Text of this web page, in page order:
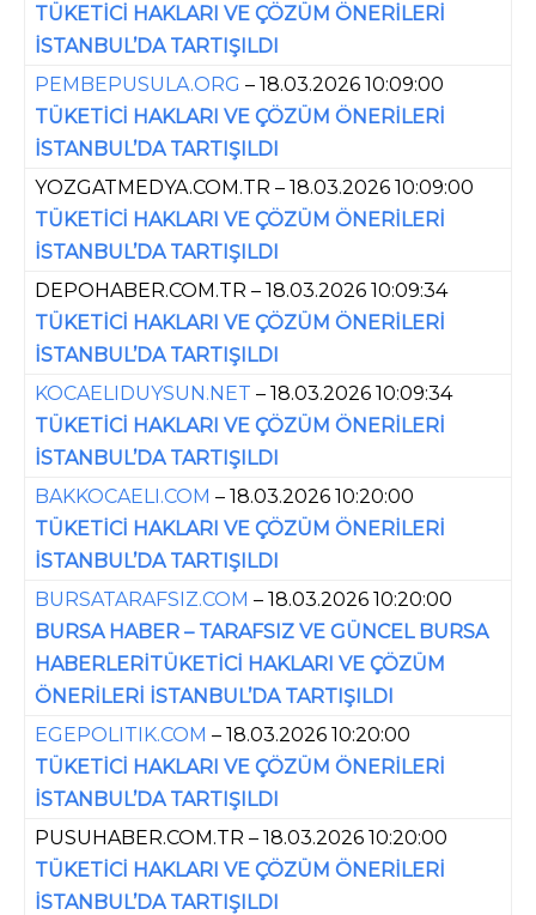
TÜKETİCİ HAKLARI VE ÇÖZÜM ÖNERİLERİ
İSTANBUL’DA TARTIŞILDI
PEMBEPUSULA.ORG – 18.03.2026 10:09:00
TÜKETİCİ HAKLARI VE ÇÖZÜM ÖNERİLERİ
İSTANBUL’DA TARTIŞILDI
YOZGATMEDYA.COM.TR – 18.03.2026 10:09:00
TÜKETİCİ HAKLARI VE ÇÖZÜM ÖNERİLERİ
İSTANBUL’DA TARTIŞILDI
DEPOHABER.COM.TR – 18.03.2026 10:09:34
TÜKETİCİ HAKLARI VE ÇÖZÜM ÖNERİLERİ
İSTANBUL’DA TARTIŞILDI
KOCAELIDUYSUN.NET – 18.03.2026 10:09:34
TÜKETİCİ HAKLARI VE ÇÖZÜM ÖNERİLERİ
İSTANBUL’DA TARTIŞILDI
BAKKOCAELI.COM – 18.03.2026 10:20:00
TÜKETİCİ HAKLARI VE ÇÖZÜM ÖNERİLERİ
İSTANBUL’DA TARTIŞILDI
BURSATARAFSIZ.COM – 18.03.2026 10:20:00
BURSA HABER – TARAFSIZ VE GÜNCEL BURSA
HABERLERİTÜKETİCİ HAKLARI VE ÇÖZÜM
ÖNERİLERİ İSTANBUL’DA TARTIŞILDI
EGEPOLITIK.COM – 18.03.2026 10:20:00
TÜKETİCİ HAKLARI VE ÇÖZÜM ÖNERİLERİ
İSTANBUL’DA TARTIŞILDI
PUSUHABER.COM.TR – 18.03.2026 10:20:00
TÜKETİCİ HAKLARI VE ÇÖZÜM ÖNERİLERİ
İSTANBUL’DA TARTIŞILDI